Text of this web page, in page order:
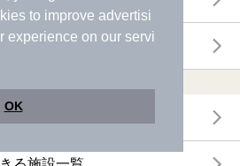
to improve advertisi
experience on our servi
OK
探す
できる施設一覧